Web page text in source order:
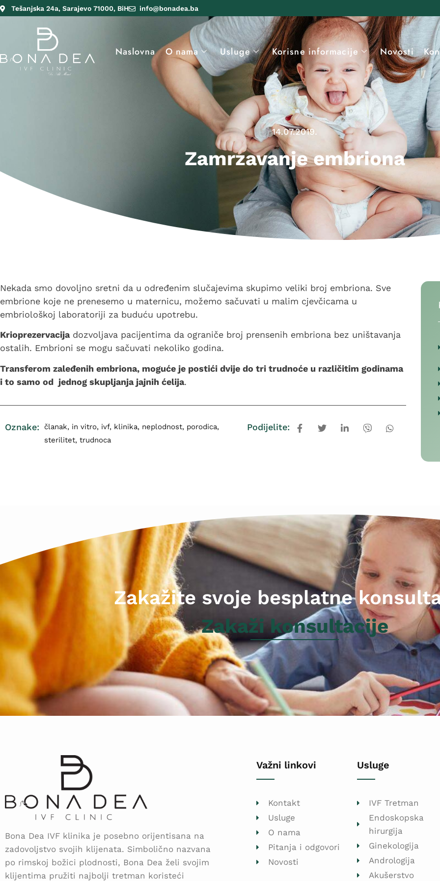
Tešanjska 24a, Sarajevo 71000, BiH info@bonadea.ba
Naslovna O nama Usluge Korisne informacije Novosti
14.07.2019.
Zamrzavanje embriona
Nekada smo dovoljno sretni da u određenim slučajevima skupimo veliki broj embriona. Sve
embrione koje ne prenesemo u maternicu, možemo sačuvati u malim cjevčicama u
embriološkoj laboratoriji za buduću upotrebu.
Krioprezervacijadozvoljava pacijentima da ograniče broj prensenih embriona bez uništavanja
ostalih. Embrioni se mogu sačuvati nekoliko godina.
Transferom zaleđenih embriona, moguće je postići dvije do tri trudnoće u različitim godinama
i to samo od jednog skupljanja jajnih ćelija.
Oznake: članak, in vitro, ivf, klinika, neplodnost, porodica,
sterilitet, trudnoca
Podijelite:
Zakažite svoje besplatne
Zakaži konsultacije
Bona Dea IVF klinika je posebno orijentisana na
zadovoljstvo svojih klijenata. Simbolično nazvana
po rimskoj božici plodnosti, Bona Dea želi svojim
klijentima pružiti najbolji tretman koristeći
Važni linkovi
Kontakt
Usluge
O nama
Pitanja i odgovori
Novosti
Usluge
IVF Tretman
Endoskopska
hirurgija
Ginekologija
Andrologija
Akušerstvo